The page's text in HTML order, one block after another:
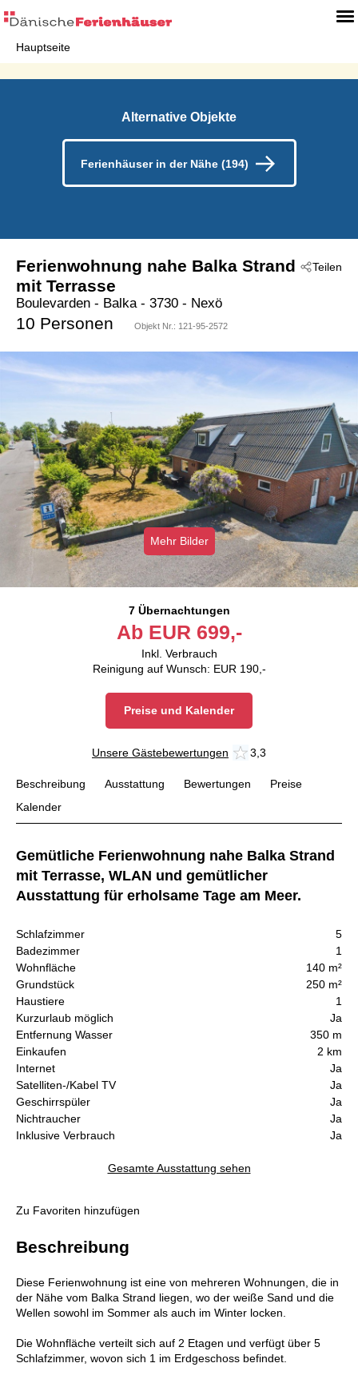
Hauptseite
Alternative Objekte
Ferienhäuser in der Nähe (194)
Teilen
Ferienwohnung nahe Balka Strand
mit Terrasse
Boulevarden - Balka - 3730 - Nexö
10 Personen Objekt Nr.: 121-95-2572
Mehr Bilder
7 Übernachtungen
Ab EUR 699,-
Inkl. Verbrauch
Reinigung auf Wunsch: EUR 190,-
Preise und Kalender
Unsere Gästebewertungen 3,3
Beschreibung Ausstattung Bewertungen
Preise
Kalender
Gemütliche Ferienwohnung nahe Balka Strand
mit Terrasse, WLAN und gemütlicher
Ausstattung für erholsame Tage am Meer.
Schlafzimmer
5
Badezimmer
1
Wohnfläche
140 m²
Grundstück
250 m²
Haustiere
1
Kurzurlaub möglich
Ja
Entfernung Wasser
350 m
Einkaufen
2 km
Internet
Ja
Satelliten-/Kabel TV
Ja
Geschirrspüler
Ja
Nichtraucher
Ja
Inklusive Verbrauch
Ja
Gesamte Ausstattung sehen
Zu Favoriten hinzufügen
Beschreibung
Diese Ferienwohnung ist eine von mehreren Wohnungen, die in
der Nähe vom Balka Strand liegen, wo der weiße Sand und die
Wellen sowohl im Sommer als auch im Winter locken.
Die Wohnfläche verteilt sich auf 2 Etagen und verfügt über 5
Schlafzimmer, wovon sich 1 im Erdgeschoss befindet.